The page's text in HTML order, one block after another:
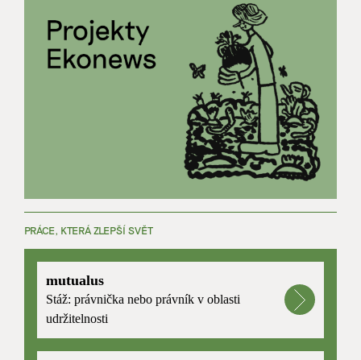
PRÁCE, KTERÁ ZLEPŠÍ SVĚT
mutualus
Stáž: právnička nebo právník v oblasti
udržitelnosti